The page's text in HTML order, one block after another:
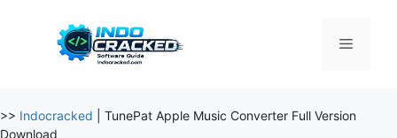
Menu
>> Indocracked
TunePat Apple Music Converter Full Version
Download